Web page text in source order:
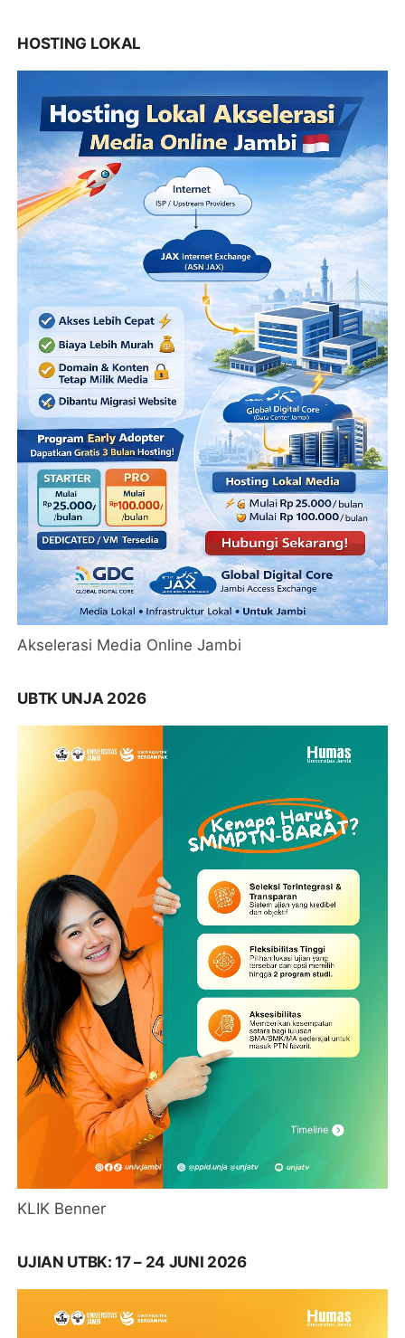
HOSTING LOKAL
Akselerasi Media Online Jambi
UBTK UNJA 2026
KLIK Benner
UJIAN UTBK: 17 – 24 JUNI 2026